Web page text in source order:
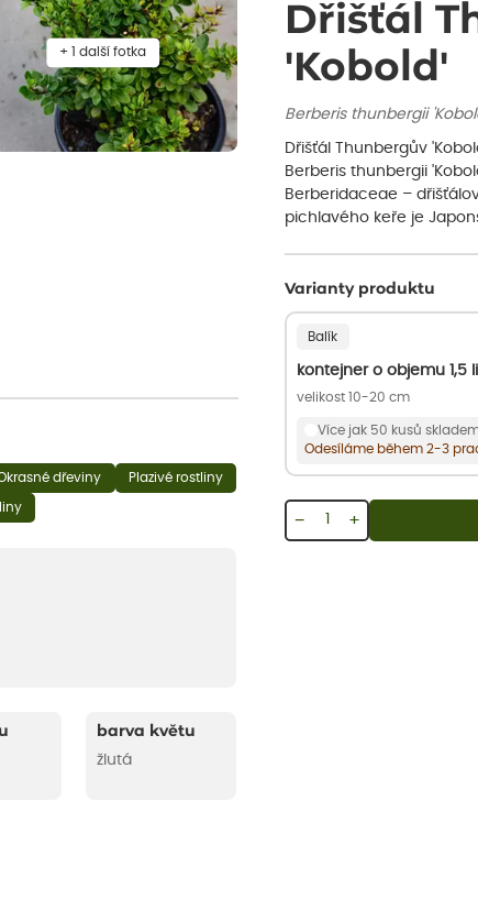
Dřišťál
'Kobold'
Berberis thunbergii
Dřišťál Thunbergův
Berberis thunbergii
Berberidaceae –
pichlavého keře je
Varianty produktu
Balík
kontejner o objemu 1,5
velikost 10-20 cm
Více jak 50 kusů
Odesíláme během 2-3
+
−
+ 1 další fotka
dřeviny Plazivé rostliny
barva květu
žlutá